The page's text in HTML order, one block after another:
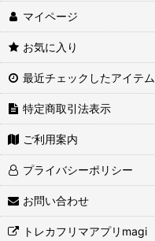
マイページ
お気に入り
最近チェックしたアイテム
特定商取引法表示
ご利用案内
プライバシーポリシー
お問い合わせ
トレカフリマアプリmagi